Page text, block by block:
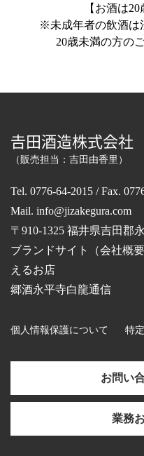
【お酒は
※未成年者の飲酒は
20歳未満の方の
𠮷田酒造株式会社
（販売担当：吉田由香里）
Tel. 0776-64-2015 / Fax.
Mail. info@jizakegura.com
〒910-1325 福井県吉田郡
ブランドサイト（会社概要
えるお店
郷酒永平寺白龍通信
個人情報保護について 特
お問い
業務